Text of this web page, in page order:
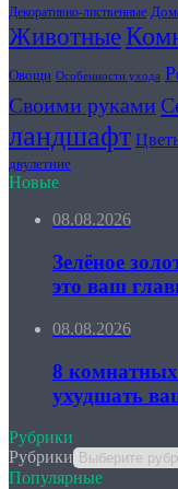
Декоративно-лиственные
Животные
Овощи Особенности ухода
Своими руками
ландшафт
двулетние
Новые
08.08.2026
Зелёное
это ваш
08.08.2026
8
ухудшать
Рубрики
Рубрики
Популярные